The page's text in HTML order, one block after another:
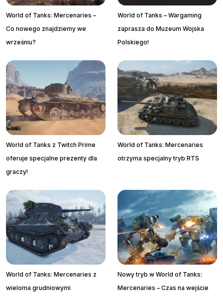
World of Tanks: Mercenaries –
Co nowego znajdziemy we
wrześniu?
World of Tanks – Wargaming
zaprasza do Muzeum Wojska
Polskiego!
World of Tanks z Twitch Prime
oferuje specjalne prezenty dla
graczy!
World of Tanks: Mercenaries
otrzyma specjalny tryb RTS
World of Tanks: Mercenaries z
wieloma grudniowymi
Nowy tryb w World of Tanks:
Mercenaries – Czas na wejście